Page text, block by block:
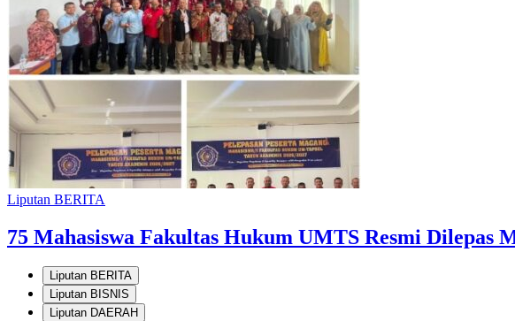
Liputan BERITA
75 Mahasiswa Fakultas Hukum UMTS Resmi Dilepas
Liputan BERITA
Liputan BISNIS
Liputan DAERAH